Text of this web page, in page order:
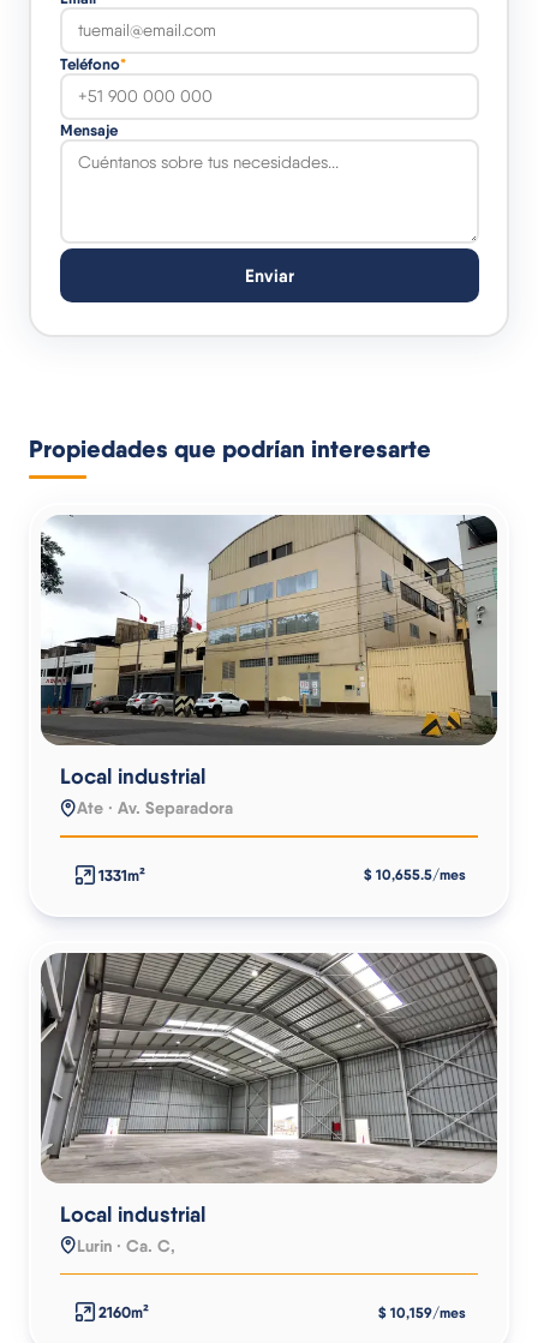
Teléfono*
Mensaje
Enviar
Propiedades que podrían interesarte
Local industrial
Ate · Av. Separadora
1331m² $ 10,655.5/mes
Local industrial
Lurin · Ca. C,
2160m² $ 10,159/mes